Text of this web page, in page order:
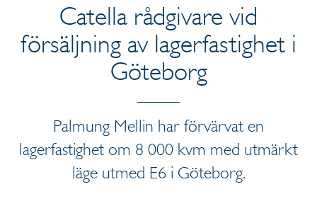
Catella rådgivare vid
försäljning av lagerfastighet i
Göteborg
Palmung Mellin har förvärvat en
lagerfastighet om 8 000 kvm med utmärkt
läge utmed E6 i Göteborg.